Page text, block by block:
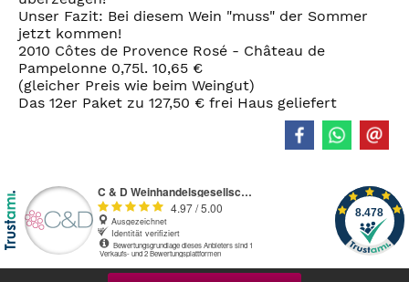
Unser Fazit: Bei diesem Wein "muss" der Sommer
jetzt kommen!
2010 Côtes de Provence Rosé - Château de
Pampelonne 0,75l. 10,65 €
(gleicher Preis wie beim Weingut)
Das 12er Paket zu 127,50 € frei Haus geliefert